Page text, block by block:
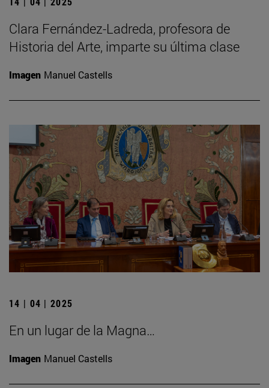
Clara Fernández-Ladreda, profesora de
Historia del Arte, imparte su última clase
Imagen Manuel Castells
14 | 04 | 2025
En un lugar de la Magna…
Imagen Manuel Castells